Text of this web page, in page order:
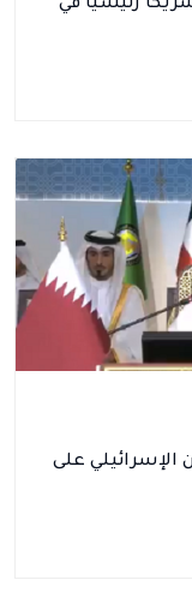
رئيسيا في
الإسرائيلي على